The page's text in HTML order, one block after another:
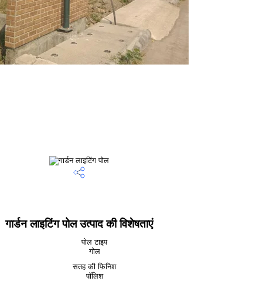
गार्डन लाइटिंग पोल उत्पाद की विशेषताएं
पोल टाइप
गोल
सतह की फ़िनिश
पॉलिश